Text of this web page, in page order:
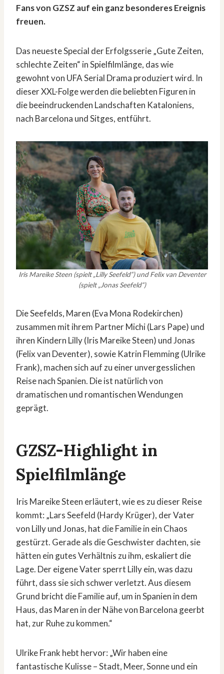
Fans von GZSZ auf ein ganz besonderes Ereignis
freuen.
Das neueste Special der Erfolgsserie „Gute Zeiten,
schlechte Zeiten“ in Spielfilmlänge, das wie
gewohnt von UFA Serial Drama produziert wird. In
dieser XXL-Folge werden die beliebten Figuren in
die beeindruckenden Landschaften Kataloniens,
nach Barcelona und Sitges, entführt.
Iris Mareike Steen (spielt „Lilly Seefeld“) und Felix van Deventer
(spielt „Jonas Seefeld“)
Die Seefelds, Maren (Eva Mona Rodekirchen)
zusammen mit ihrem Partner Michi (Lars Pape) und
ihren Kindern Lilly (Iris Mareike Steen) und Jonas
(Felix van Deventer), sowie Katrin Flemming (Ulrike
Frank), machen sich auf zu einer unvergesslichen
Reise nach Spanien. Die ist natürlich von
dramatischen und romantischen Wendungen
geprägt.
GZSZ-Highlight in
Spielfilmlänge
Iris Mareike Steen erläutert, wie es zu dieser Reise
kommt: „Lars Seefeld (Hardy Krüger), der Vater
von Lilly und Jonas, hat die Familie in ein Chaos
gestürzt. Gerade als die Geschwister dachten, sie
hätten ein gutes Verhältnis zu ihm, eskaliert die
Lage. Der eigene Vater sperrt Lilly ein, was dazu
führt, dass sie sich schwer verletzt. Aus diesem
Grund bricht die Familie auf, um in Spanien in dem
Haus, das Maren in der Nähe von Barcelona geerbt
hat, zur Ruhe zu kommen.“
Ulrike Frank hebt hervor: „Wir haben eine
fantastische Kulisse – Stadt, Meer, Sonne und ein